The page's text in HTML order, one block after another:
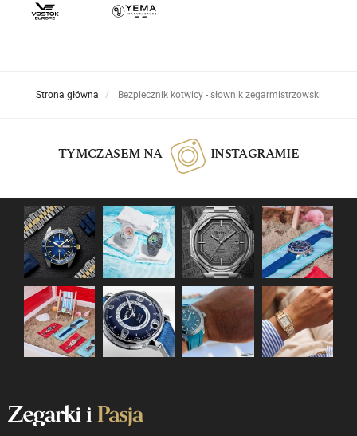
Strona główna Bezpiecznik kotwicy - słownik zegarmistrzowski
TYMCZASEM NA INSTAGRAMIE